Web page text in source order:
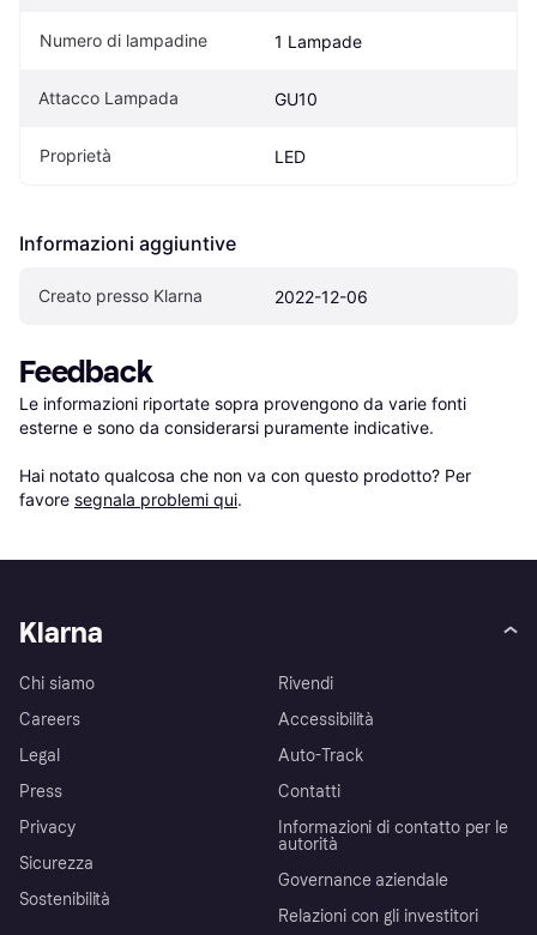
Numero di lampadine 1 Lampade
Attacco Lampada GU10
Proprietà LED
Informazioni aggiuntive
Creato presso Klarna 2022-12-06
Feedback
Le informazioni riportate sopra provengono da varie fonti
esterne e sono da considerarsi puramente indicative.
Hai notato qualcosa che non va con questo prodotto? Per
favore segnala problemi qui.
Klarna
Chi siamo
Careers
Legal
Press
Privacy
Sicurezza
Sostenibilità
Rivendi
Accessibilità
Auto-Track
Contatti
Informazioni di contatto per le
autorità
Governance aziendale
Relazioni con gli investitori